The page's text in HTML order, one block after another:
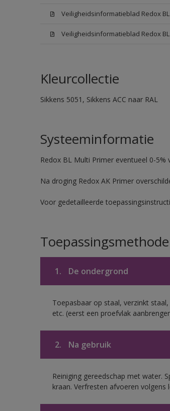
Veiligheidsinformatieblad Redox BL
Veiligheidsinformatieblad Redox BL
Kleurcollectie
Sikkens 5051, Sikkens ACC naar RAL
Systeeminformatie
Redox BL Multi Primer eventueel 0-5%
Na droging Redox AK Primer
Voor gedetailleerde
Toepassingsmethode
1. De ondergrond
Toepasbaar op staal, verzinkt
etc. (eerst een proefvlak
2. Na gebruik
Reiniging gereedschap met water.
kraan. Verfresten afvoeren volgens